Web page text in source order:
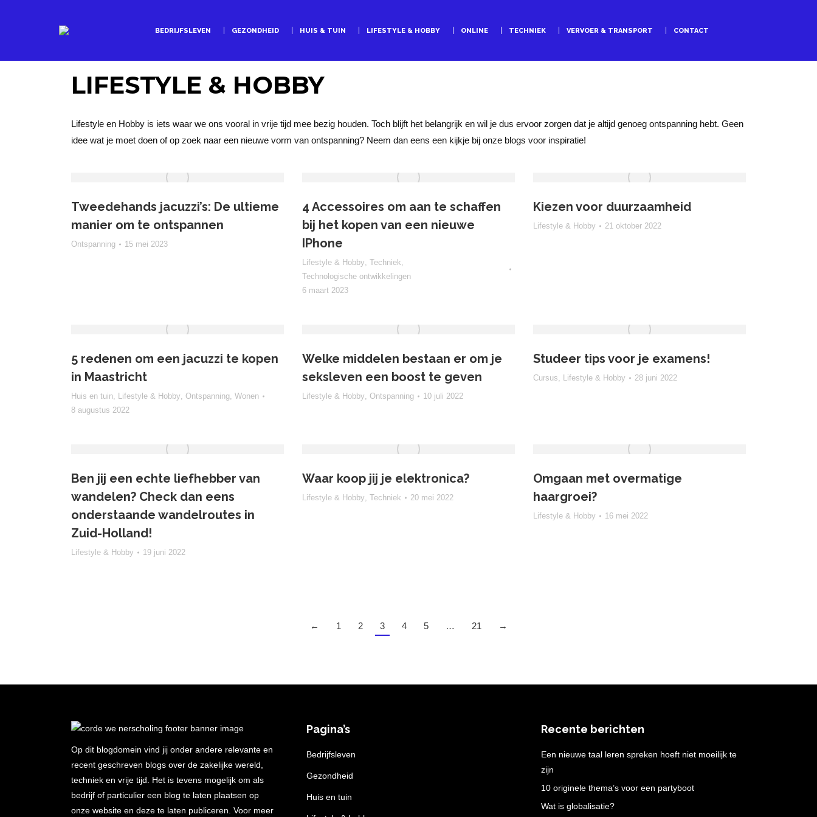
BEDRIJFSLEVEN GEZONDHEID HUIS & TUIN LIFESTYLE & HOBBY ONLINE TECHNIEK VERVOER & TRANSPORT CONTACT
LIFESTYLE & HOBBY
Lifestyle en Hobby is iets waar we ons vooral in vrije tijd mee bezig houden. Toch blijft het belangrijk en wil je dus ervoor zorgen dat je altijd genoeg ontspanning hebt. Geen
idee wat je moet doen of op zoek naar een nieuwe vorm van ontspanning? Neem dan eens een kijkje bij onze blogs voor inspiratie!
Tweedehands jacuzzi’s: De ultieme
manier om te ontspannen
Ontspanning 15 mei 2023
4 Accessoires om aan te schaffen
bij het kopen van een nieuwe
IPhone
Lifestyle & Hobby, Techniek,
Technologische ontwikkelingen
6 maart 2023
Kiezen voor duurzaamheid
Lifestyle & Hobby 21 oktober 2022
5 redenen om een jacuzzi te kopen
in Maastricht
Huis en tuin, Lifestyle & Hobby, Ontspanning, Wonen
8 augustus 2022
Welke middelen bestaan er om je
seksleven een boost te geven
Lifestyle & Hobby, Ontspanning 10 juli 2022
Studeer tips voor je examens!
Cursus, Lifestyle & Hobby 28 juni 2022
Ben jij een echte liefhebber van
wandelen? Check dan eens
onderstaande wandelroutes in
Zuid-Holland!
Lifestyle & Hobby 19 juni 2022
Waar koop jij je elektronica?
Lifestyle & Hobby, Techniek 20 mei 2022
Omgaan met overmatige
haargroei?
Lifestyle & Hobby 16 mei 2022
← 1 2 3 4 5 … 21 →
Op dit blogdomein vind jij onder andere relevante en
recent geschreven blogs over de zakelijke wereld,
techniek en vrije tijd. Het is tevens mogelijk om als
bedrijf of particulier een blog te laten plaatsen op
onze website en deze te laten publiceren. Voor meer
Pagina’s
Bedrijfsleven
Gezondheid
Huis en tuin
Recente berichten
Een nieuwe taal leren spreken hoeft niet moeilijk te
zijn
10 originele thema’s voor een partyboot
Wat is globalisatie?